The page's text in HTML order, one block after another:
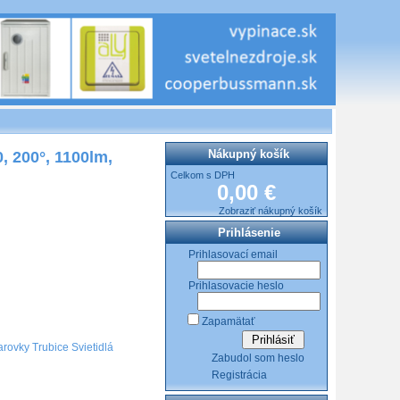
200°, 1100lm,
Trubice Svietidlá
Nákupný košík
Celkom s DPH
0,00 €
Zobraziť nákupný košík
Prihlásenie
Prihlasovací email
Prihlasovacie heslo
Zapamätať
Zabudol som heslo
Registrácia